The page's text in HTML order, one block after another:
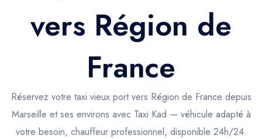
Trajet Gare SNCF
Trajet Port croisière
Trajet Séminaire
Trajet Santé
Trajet Longue Distance
Taxis aéroport
Réservation
Actualités & évènements
Contactez-nous
vers Région de
France
Réservez votre taxi vieux port vers Région de France depuis
Marseille et ses environs avec Taxi Kad — véhicule adapté à
votre besoin, chauffeur professionnel, disponible 24h/24.